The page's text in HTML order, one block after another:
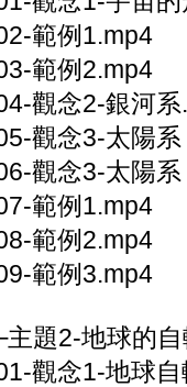
範例1.mp4
範例2.mp4
觀念2-銀河
05-觀念3-太陽
06-觀念3-太陽
範例1.mp4
範例2.mp4
範例3.mp4
主題2-地球的
觀念1-地球